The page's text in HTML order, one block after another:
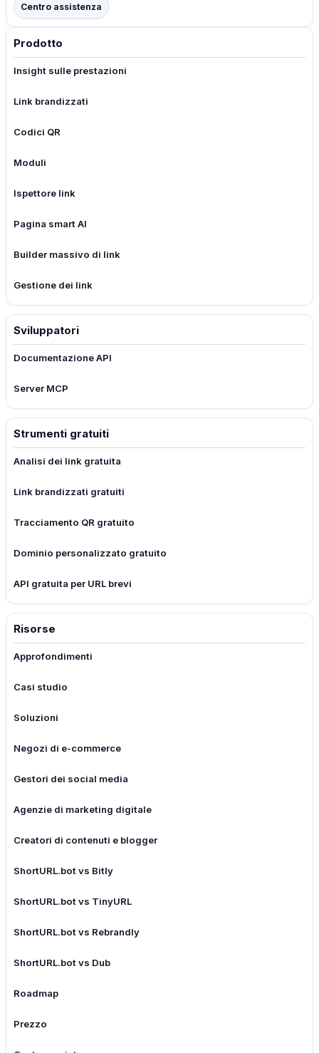
Centro assistenza
Prodotto
Insight sulle prestazioni
Link brandizzati
Codici QR
Moduli
Ispettore link
Pagina smart AI
Builder massivo di link
Gestione dei link
Sviluppatori
Documentazione API
Server MCP
Strumenti gratuiti
Analisi dei link gratuita
Link brandizzati gratuiti
Tracciamento QR gratuito
Dominio personalizzato gratuito
API gratuita per URL brevi
Risorse
Approfondimenti
Casi studio
Soluzioni
Negozi di e-commerce
Gestori dei social media
Agenzie di marketing digitale
Creatori di contenuti e blogger
ShortURL.bot vs Bitly
ShortURL.bot vs TinyURL
ShortURL.bot vs Rebrandly
ShortURL.bot vs Dub
Roadmap
Prezzo